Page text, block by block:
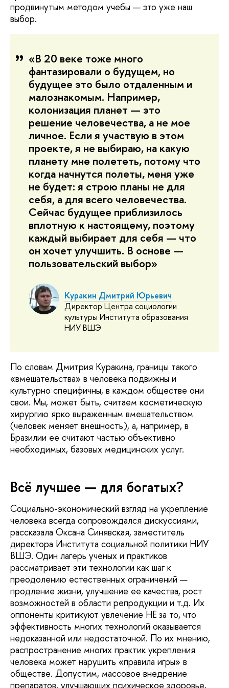
продвинутым методом учебы — это уже наш
выбор.
«В 20 веке тоже много
фантазировали о будущем, но
будущее это было отдаленным и
малознакомым. Например,
колонизация планет — это
решение человечества, а не мое
личное. Если я участвую в этом
проекте, я не выбираю, на какую
планету мне полететь, потому что
когда начнутся полеты, меня уже
не будет: я строю планы не для
себя, а для всего человечества.
Сейчас будущее приблизилось
вплотную к настоящему, поэтому
каждый выбирает для себя — что
он хочет улучшить. В основе —
пользовательский выбор»
Куракин Дмитрий Юрьевич
Директор Центра социологии
культуры Института образования
НИУ ВШЭ
По словам Дмитрия Куракина, границы такого
«вмешательства» в человека подвижны и
культурно специфичны, в каждом обществе они
свои. Мы, может быть, считаем косметическую
хирургию ярко выраженным вмешательством
(человек меняет внешность), а, например, в
Бразилии ее считают частью объективно
необходимых, базовых медицинских услуг.
Всё лучшее — для богатых?
Социально-экономический взгляд на укрепление
человека всегда сопровождался дискуссиями,
рассказала Оксана Синявская, заместитель
директора Института социальной политики НИУ
ВШЭ. Один лагерь ученых и практиков
рассматривает эти технологии как шаг к
преодолению естественных ограничений —
продление жизни, улучшение ее качества, рост
возможностей в области репродукции и т.д. Их
оппоненты критикуют увлечение HE за то, что
эффективность многих технологий оказывается
недоказанной или недостаточной. По их мнению,
распространение многих практик укрепления
человека может нарушить «правила игры» в
обществе. Допустим, массовое внедрение
препаратов, улучшающих психическое здоровье,